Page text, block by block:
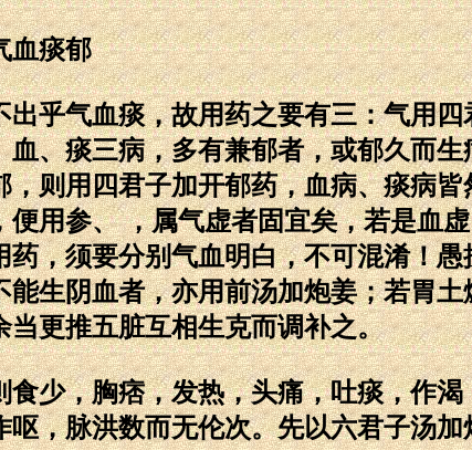
痰郁
气血痰，故用药之要有三：气用四
血、痰三病，多有兼郁者，或郁久而
，则用四君子加开郁药，血病、痰病
便用参、 ，属气虚者固宜矣，若是血
药，须要分别气血明白，不可混淆！
能生阴血者，亦用前汤加炮姜；若胃
当更推五脏互相生克而调补之。
，胸痞，发热，头痛，吐痰，作渴
呕，脉洪数而无伦次。先以六君子汤